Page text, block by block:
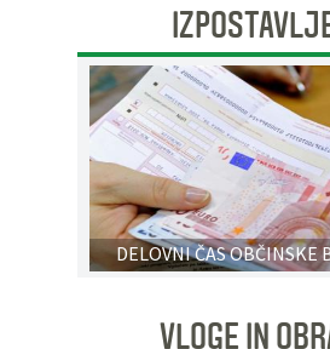
DELOVNI ČAS OBČINSKE
VLOGE IN